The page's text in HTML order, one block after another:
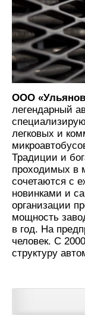
ООО
легендарный
легковых и
Традиции и
проходимых в
сочетаются с
новинками и
организации
мощность
в год. На
человек. C
структуру